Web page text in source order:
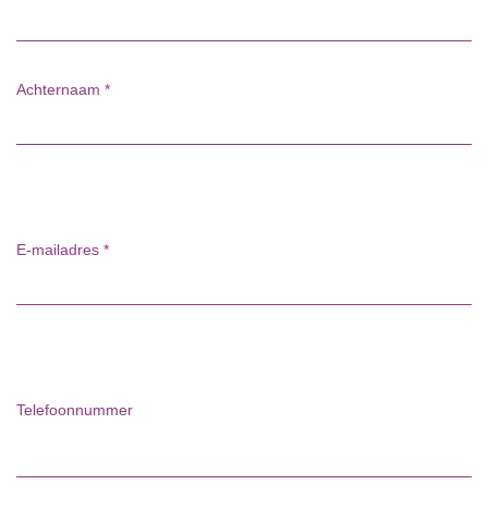
Achternaam *
E-mailadres *
Telefoonnummer